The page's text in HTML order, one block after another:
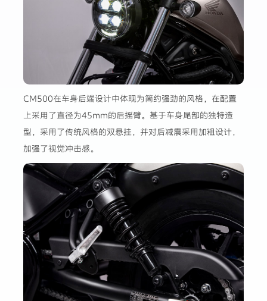
CM500在车身后端设计中体现为简约强劲的风格，在配置
上采用了直径为45mm的后摇臂。基于车身尾部的独特造
型，采用了传统风格的双悬挂，并对后减震采用加粗设计，
加强了视觉冲击感。